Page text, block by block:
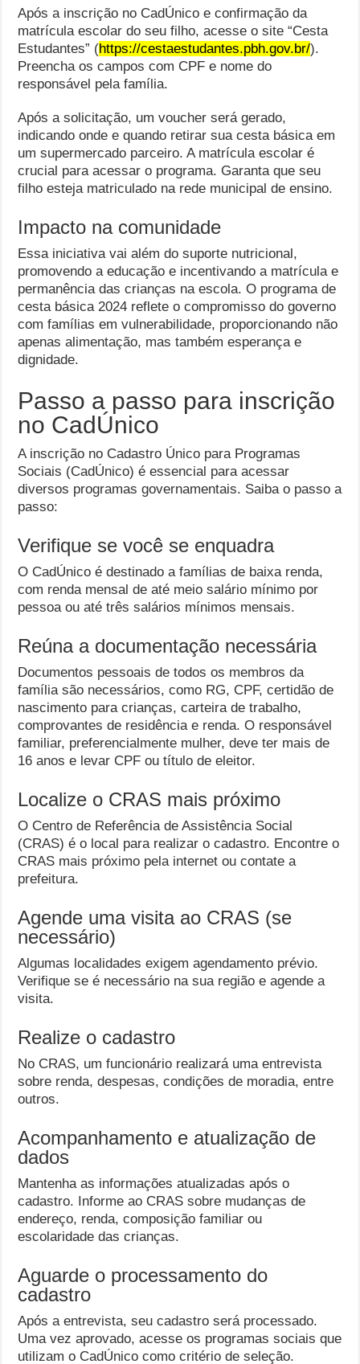
Após a inscrição no CadÚnico e confirmação da
matrícula escolar do seu filho, acesse o site “Cesta
Estudantes” (https://cestaestudantes.pbh.gov.br/).
Preencha os campos com CPF e nome do
responsável pela família.
Após a solicitação, um voucher será gerado,
indicando onde e quando retirar sua cesta básica em
um supermercado parceiro. A matrícula escolar é
crucial para acessar o programa. Garanta que seu
filho esteja matriculado na rede municipal de ensino.
Impacto na comunidade
Essa iniciativa vai além do suporte nutricional,
promovendo a educação e incentivando a matrícula e
permanência das crianças na escola. O programa de
cesta básica 2024 reflete o compromisso do governo
com famílias em vulnerabilidade, proporcionando não
apenas alimentação, mas também esperança e
dignidade.
Passo a passo para inscrição
no CadÚnico
A inscrição no Cadastro Único para Programas
Sociais (CadÚnico) é essencial para acessar
diversos programas governamentais. Saiba o passo a
passo:
Verifique se você se enquadra
O CadÚnico é destinado a famílias de baixa renda,
com renda mensal de até meio salário mínimo por
pessoa ou até três salários mínimos mensais.
Reúna a documentação necessária
Documentos pessoais de todos os membros da
família são necessários, como RG, CPF, certidão de
nascimento para crianças, carteira de trabalho,
comprovantes de residência e renda. O responsável
familiar, preferencialmente mulher, deve ter mais de
16 anos e levar CPF ou título de eleitor.
Localize o CRAS mais próximo
O Centro de Referência de Assistência Social
(CRAS) é o local para realizar o cadastro. Encontre o
CRAS mais próximo pela internet ou contate a
prefeitura.
Agende uma visita ao CRAS (se
necessário)
Algumas localidades exigem agendamento prévio.
Verifique se é necessário na sua região e agende a
visita.
Realize o cadastro
No CRAS, um funcionário realizará uma entrevista
sobre renda, despesas, condições de moradia, entre
outros.
Acompanhamento e atualização de
dados
Mantenha as informações atualizadas após o
cadastro. Informe ao CRAS sobre mudanças de
endereço, renda, composição familiar ou
escolaridade das crianças.
Aguarde o processamento do
cadastro
Após a entrevista, seu cadastro será processado.
Uma vez aprovado, acesse os programas sociais que
utilizam o CadÚnico como critério de seleção.